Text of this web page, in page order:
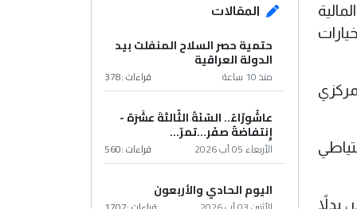
الدينار العراقي إلى 150 ألف دينار لكل 100 دولار، بدلاً
المقالات
حتمية حصر السلاح المنفلت بيد
الدولة العراقية
منذ 10 ساعة قراءات :378
عاشُورْاءُ.. السّنَةُ الثّالثةَ عشَرَة -
إِنتفاضةُ صفَر…تمرّ...
الأربعاء 05 آب 2026 قراءات :560
اليوم الحادي والأربعون